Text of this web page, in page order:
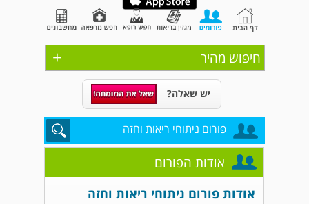
+ חיפוש מהיר
יש שאלה?
פורום ניתוחי ריאות וחזה
אודות הפורום
אודות פורום ניתוחי ריאות וחזה